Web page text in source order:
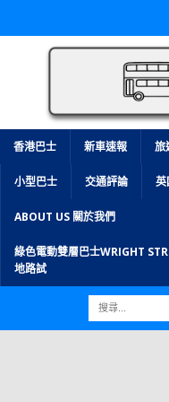
香港巴士 新車速報 旅
小型巴士 交通評論 英
ABOUT US 關於我們
綠色電動雙層巴士WRIGHT
地路試